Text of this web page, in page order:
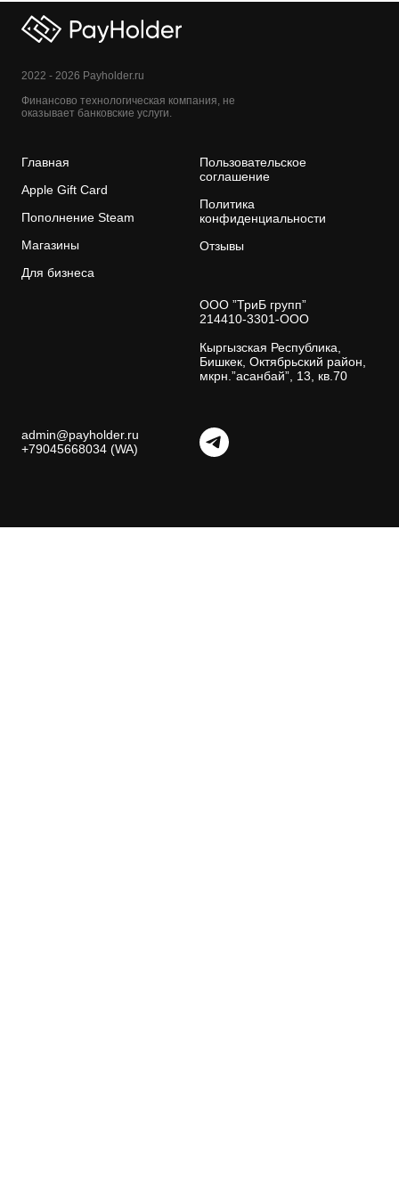
2022 - 2026 Payholder.ru
Финансово технологическая компания, не
оказывает банковские услуги.
Главная
Apple Gift Card
Пополнение Steam
Магазины
Для бизнеса
Пользовательское
соглашение
Политика
конфиденциальности
Отзывы
ООО ”ТриБ групп”
214410-3301-ООО
Кыргызская Республика,
Бишкек, Октябрьский район,
мкрн.”асанбай”, 13, кв.70
admin@payholder.ru
+79045668034 (WA)